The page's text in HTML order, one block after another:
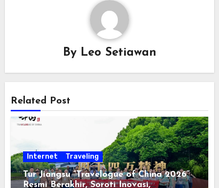
By Leo Setiawan
Related Post
Internet Traveling
Tur Jiangsu “Travelogue of China 2026”
Resmi Berakhir, Soroti Inovasi,